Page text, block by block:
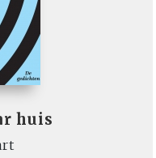
huis